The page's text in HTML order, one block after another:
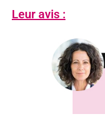
Leur avis :